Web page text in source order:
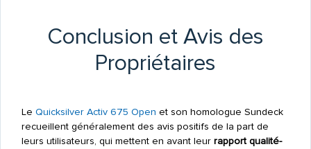
Conclusion et Avis des
Propriétaires
Le Quicksilver Activ 675 Open et son homologue Sundeck
recueillent généralement des avis positifs de la part de
leurs utilisateurs, qui mettent en avant leur rapport qualité-